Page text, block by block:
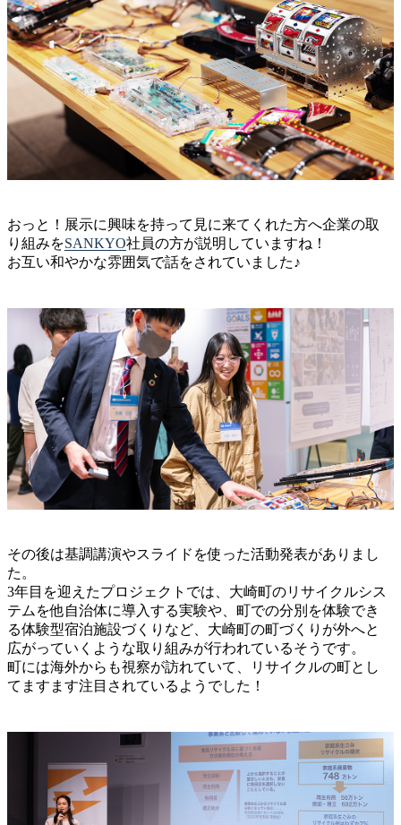
おっと！展示に興味を持って見に来てくれた方へ企業の取
り組みをSANKYO社員の方が説明していますね！
お互い和やかな雰囲気で話をされていました♪
その後は基調講演やスライドを使った活動発表がありまし
た。
3年目を迎えたプロジェクトでは、大崎町のリサイクルシス
テムを他自治体に導入する実験や、町での分別を体験でき
る体験型宿泊施設づくりなど、大崎町の町づくりが外へと
広がっていくような取り組みが行われているそうです。
町には海外からも視察が訪れていて、リサイクルの町とし
てますます注目されているようでした！